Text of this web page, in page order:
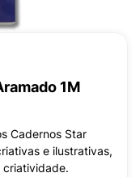
1M
Cadernos Star
e ilustrativas,
criatividade.